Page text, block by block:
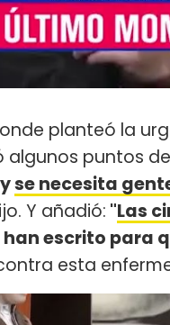
planteó la
algunos puntos
se necesita
Y añadió: "Las
han escrito para
esta